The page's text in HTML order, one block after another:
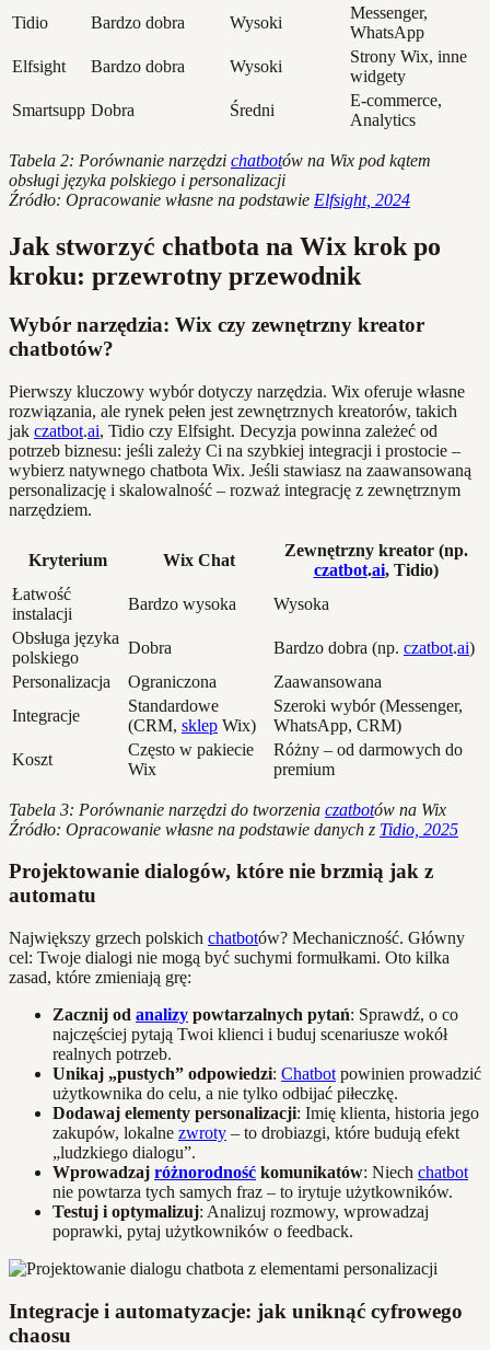
Tidio
Bardzo dobra Wysoki
Messenger,
WhatsApp
Elfsight
Bardzo dobra Wysoki
Strony Wix, inne
widgety
Smartsupp Dobra Średni
E-commerce,
Analytics
Tabela 2: Porównanie narzędzi chatbotów na Wix pod kątem
obsługi języka polskiego i personalizacji
Źródło: Opracowanie własne na podstawie Elfsight, 2024
Jak stworzyć chatbota na Wix krok po
kroku: przewrotny przewodnik
Wybór narzędzia: Wix czy zewnętrzny kreator
chatbotów?
Pierwszy kluczowy wybór dotyczy narzędzia. Wix oferuje własne
rozwiązania, ale rynek pełen jest zewnętrznych kreatorów, takich
jak czatbot.ai, Tidio czy Elfsight. Decyzja powinna zależeć od
potrzeb biznesu: jeśli zależy Ci na szybkiej integracji i prostocie –
wybierz natywnego chatbota Wix. Jeśli stawiasz na zaawansowaną
personalizację i skalowalność – rozważ integrację z zewnętrznym
narzędziem.
Kryterium Wix Chat
Zewnętrzny kreator (np.
czatbot.ai, Tidio)
Łatwość
instalacji
Bardzo wysoka
Wysoka
Obsługa języka
polskiego
Dobra Bardzo dobra (np. czatbot.ai)
Personalizacja
Ograniczona
Zaawansowana
Integracje
Standardowe
(CRM, sklep Wix)
Szeroki wybór (Messenger,
WhatsApp, CRM)
Koszt
Często w pakiecie
Wix
Różny – od darmowych do
premium
Tabela 3: Porównanie narzędzi do tworzenia czatbotów na Wix
Źródło: Opracowanie własne na podstawie danych z Tidio, 2025
Projektowanie dialogów, które nie brzmią jak z
automatu
Największy grzech polskich chatbotów? Mechaniczność. Główny
cel: Twoje dialogi nie mogą być suchymi formułkami. Oto kilka
zasad, które zmieniają grę:
Zacznij od analizy powtarzalnych pytań: Sprawdź, o co
najczęściej pytają Twoi klienci i buduj scenariusze wokół
realnych potrzeb.
Unikaj „pustych” odpowiedzi: Chatbot powinien prowadzić
użytkownika do celu, a nie tylko odbijać piłeczkę.
Dodawaj elementy personalizacji: Imię klienta, historia jego
zakupów, lokalne zwroty – to drobiazgi, które budują efekt
„ludzkiego dialogu”.
Wprowadzaj różnorodność komunikatów: Niech chatbot
nie powtarza tych samych fraz – to irytuje użytkowników.
Testuj i optymalizuj: Analizuj rozmowy, wprowadzaj
poprawki, pytaj użytkowników o feedback.
Integracje i automatyzacje: jak uniknąć cyfrowego
chaosu